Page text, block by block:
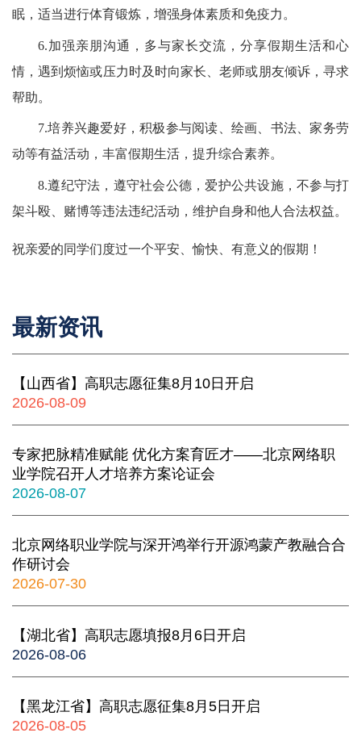
眠，适当进行体育锻炼，增强身体素质和免疫力。
6.加强亲朋沟通 ， 多与家长交流，分享假期生活和心
情，遇到烦恼或压力时及时向家长、老师或朋友倾诉，寻求
帮助。
7.培养兴趣爱好，积极参与阅读、绘画、书法、家务劳
动等有益活动，丰富假期生活，提升综合素养。
8.遵纪守法 ， 遵守社会公德，爱护公共设施，不参与打
架斗殴、赌博等违法违纪活动，维护自身和他人合法权益。
祝亲爱的同学们度过一个平安、愉快、有意义的假期 ！
最新资讯
【山西省】高职志愿征集8月10日开启
2026-08-09
专家把脉精准赋能 优化方案育匠才——北京网络职
业学院召开人才培养方案论证会
2026-08-07
北京网络职业学院与深开鸿举行开源鸿蒙产教融合合
作研讨会
2026-07-30
【湖北省】高职志愿填报8月6日开启
2026-08-06
【黑龙江省】高职志愿征集8月5日开启
2026-08-05